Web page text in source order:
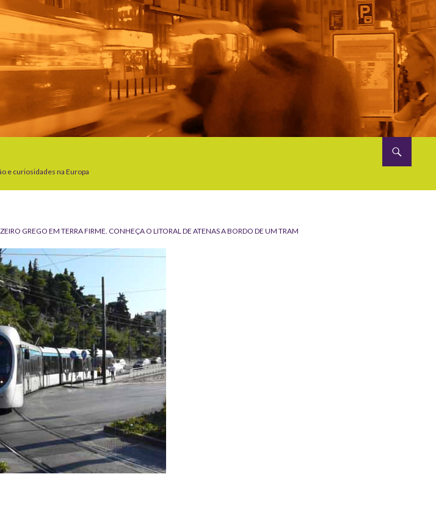
e curiosidades na Europa
GREGO EM TERRA FIRME. CONHEÇA O LITORAL DE ATENAS A BORDO DE UM TRAM